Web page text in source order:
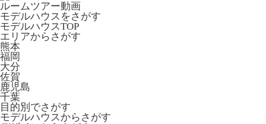
ルームツアー動画
モデルハウスをさがす
モデルハウスTOP
エリアからさがす
熊本
福岡
大分
佐賀
鹿児島
千葉
目的別でさがす
モデルハウスからさがす